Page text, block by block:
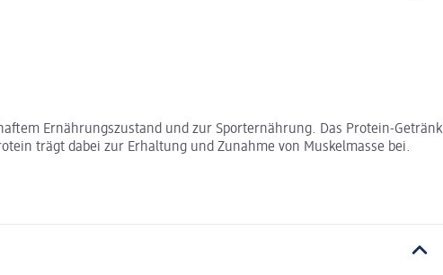
Ernährungszustand und zur Sporternährung. Das Protein-Getränk
trägt dabei zur Erhaltung und Zunahme von Muskelmasse bei.